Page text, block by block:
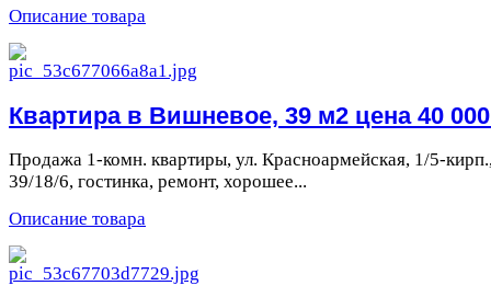
Описание товара
Квартира в Вишневое, 39 м2 цена 40 000
Продажа 1-комн. квартиры, ул. Красноармейская, 1/5-
39/18/6, гостинка, ремонт, хорошее...
Описание товара